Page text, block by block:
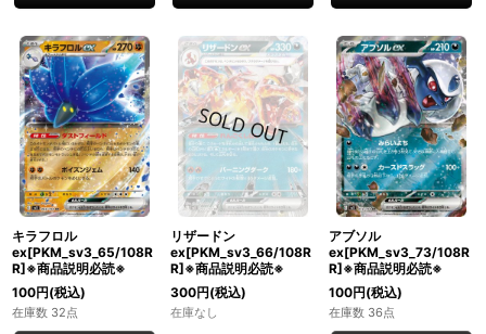
キラフロル
ex[PKM_sv3_65/108R
R]※商品説明必読※
100円(税込)
在庫数 32点
リザードン
ex[PKM_sv3_66/108R
R]※商品説明必読※
300円(税込)
在庫なし
アブソル
ex[PKM_sv3_73/108R
R]※商品説明必読※
100円(税込)
在庫数 36点